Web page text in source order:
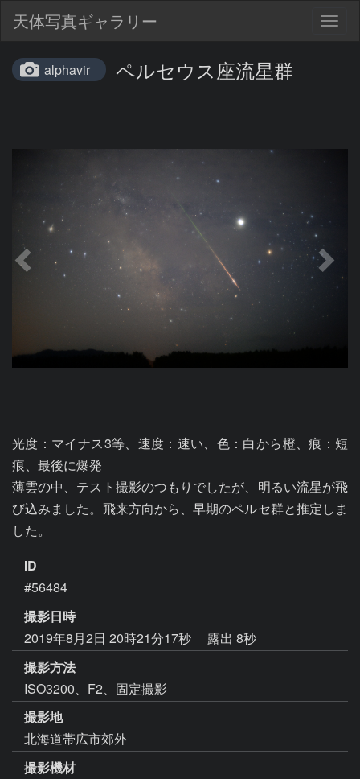
天体写真ギャラリー
alphavir ペルセウス座流星群
光度：マイナス3等、速度：速い、色：白から橙、痕：短
痕、最後に爆発
薄雲の中、テスト撮影のつもりでしたが、明るい流星が飛
び込みました。飛来方向から、早期のペルセ群と推定しま
した。
ID
#56484
撮影日時
2019年8月2日 20時21分17秒
露出 8秒
撮影方法
ISO3200、F2、固定撮影
撮影地
北海道帯広市郊外
撮影機材